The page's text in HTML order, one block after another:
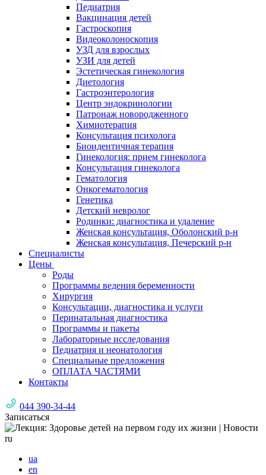
Педиатрия
Вакцинация детей
Гастроскопия
Видеоколоноскопия
УЗД для взрослых
УЗИ для детей
Эстетическая гинекология
Диетология
Гастроэнтерология
Центр эндокринологии
Патронаж новородженного
Химиотерапия
Консультация психолога
Биоидентичная терапия
Гинекология: прием гинеколога
Консультация гинеколога
Гематология
Онкогематология
Генетика
Детский невролог
Родинки: диагностика и удаление
Женская консультация, Оболонский р-н
Женская консультация, Печерский р-н
Специалисты
Цены
Роды
Программы ведения беременности
Хирургия
Консультации, диагностика и услуги
Перинатальная диагностика
Программы и пакеты
Лабораторные исследования
Педиатрия и неонатология
Специальные предложения
ОПЛАТА ЧАСТЯМИ
Контакты
044 390-34-44
Записаться
ru
ua
en